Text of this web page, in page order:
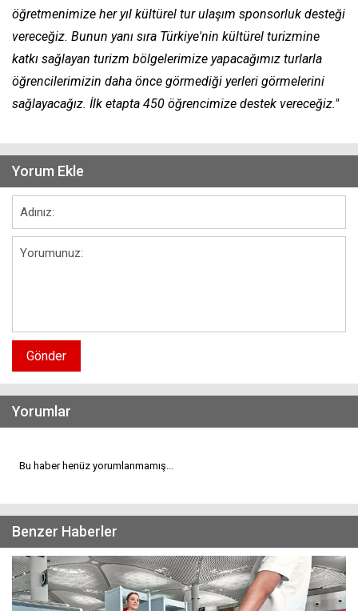
öğretmenimize her yıl kültürel tur ulaşım sponsorluk desteği
vereceğiz. Bunun yanı sıra Türkiye'nin kültürel turizmine
katkı sağlayan turizm bölgelerimize yapacağımız turlarla
öğrencilerimizin daha önce görmediği yerleri görmelerini
sağlayacağız. İlk etapta 450 öğrencimize destek vereceğiz."
Yorum Ekle
Gönder
Yorumlar
Bu haber henüz yorumlanmamış...
Benzer Haberler